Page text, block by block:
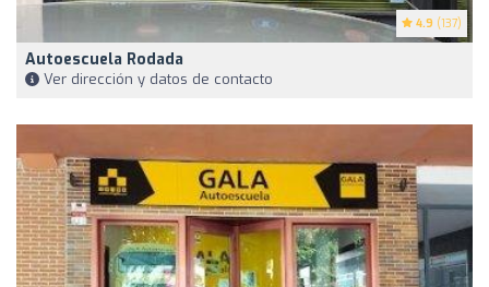
4.9 (137)
Autoescuela Rodada
Ver dirección y datos de contacto